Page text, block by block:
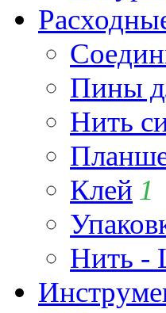
Пины
Нить
Клей 1
Нить -